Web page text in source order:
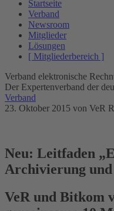
Startseite
Verband
Newsroom
Mitglieder
Lösungen
[ Mitgliederbereich ]
Verband elektronische
Der Expertenverband der
Verband
23. Oktober 2015 von VeR
Neu: Leitfaden
Archivierung und
VeR und Bitkom